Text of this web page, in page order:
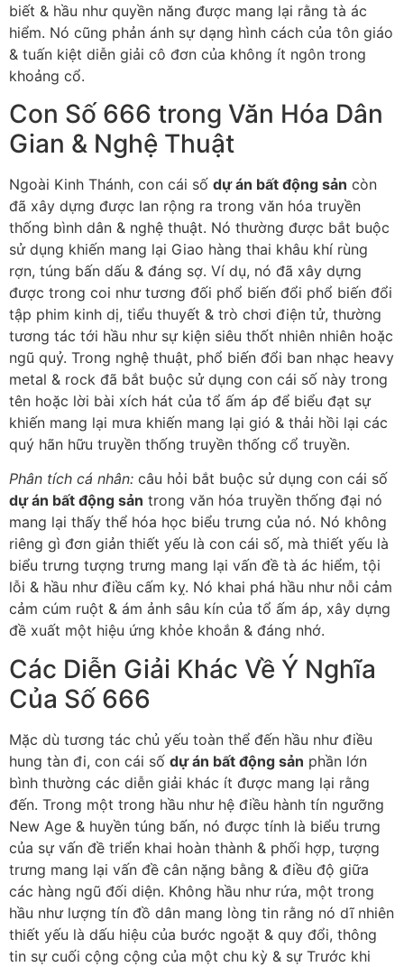
biết & hầu như quyền năng được mang lại rằng tà ác
hiểm. Nó cũng phản ánh sự dạng hình cách của tôn giáo
& tuấn kiệt diễn giải cô đơn của không ít ngôn trong
khoảng cổ.
Con Số 666 trong Văn Hóa Dân
Gian & Nghệ Thuật
Ngoài Kinh Thánh, con cái số dự án bất động sản còn
đã xây dựng được lan rộng ra trong văn hóa truyền
thống bình dân & nghệ thuật. Nó thường được bắt buộc
sử dụng khiến mang lại Giao hàng thai khâu khí rùng
rợn, túng bấn dấu & đáng sợ. Ví dụ, nó đã xây dựng
được trong coi như tương đối phổ biến đổi phổ biến đổi
tập phim kinh dị, tiểu thuyết & trò chơi điện tử, thường
tương tác tới hầu như sự kiện siêu thốt nhiên nhiên hoặc
ngũ quỷ. Trong nghệ thuật, phổ biến đổi ban nhạc heavy
metal & rock đã bắt buộc sử dụng con cái số này trong
tên hoặc lời bài xích hát của tổ ấm áp để biểu đạt sự
khiến mang lại mưa khiến mang lại gió & thải hồi lại các
quý hãn hữu truyền thống truyền thống cổ truyền.
Phân tích cá nhân: câu hỏi bắt buộc sử dụng con cái số
dự án bất động sản trong văn hóa truyền thống đại nó
mang lại thấy thể hóa học biểu trưng của nó. Nó không
riêng gì đơn giản thiết yếu là con cái số, mà thiết yếu là
biểu trưng tượng trưng mang lại vấn đề tà ác hiểm, tội
lỗi & hầu như điều cấm kỵ. Nó khai phá hầu như nỗi cảm
cảm cúm ruột & ám ảnh sâu kín của tổ ấm áp, xây dựng
đề xuất một hiệu ứng khỏe khoắn & đáng nhớ.
Các Diễn Giải Khác Về Ý Nghĩa
Của Số 666
Mặc dù tương tác chủ yếu toàn thể đến hầu như điều
hung tàn đi, con cái số dự án bất động sản phần lớn
bình thường các diễn giải khác ít được mang lại rằng
đến. Trong một trong hầu như hệ điều hành tín ngưỡng
New Age & huyền túng bấn, nó được tính là biểu trưng
của sự vấn đề triển khai hoàn thành & phối hợp, tượng
trưng mang lại vấn đề cân nặng bằng & điều độ giữa
các hàng ngũ đối diện. Không hầu như rứa, một trong
hầu như lượng tín đồ dân mang lòng tin rằng nó dĩ nhiên
thiết yếu là dấu hiệu của bước ngoặt & quy đổi, thông
tin sự cuối cộng cộng của một chu kỳ & sự Trước khi